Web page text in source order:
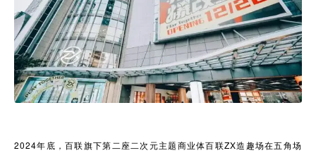
2024年底，百联旗下第二座二次元主题商业体百联ZX造趣场在五角场